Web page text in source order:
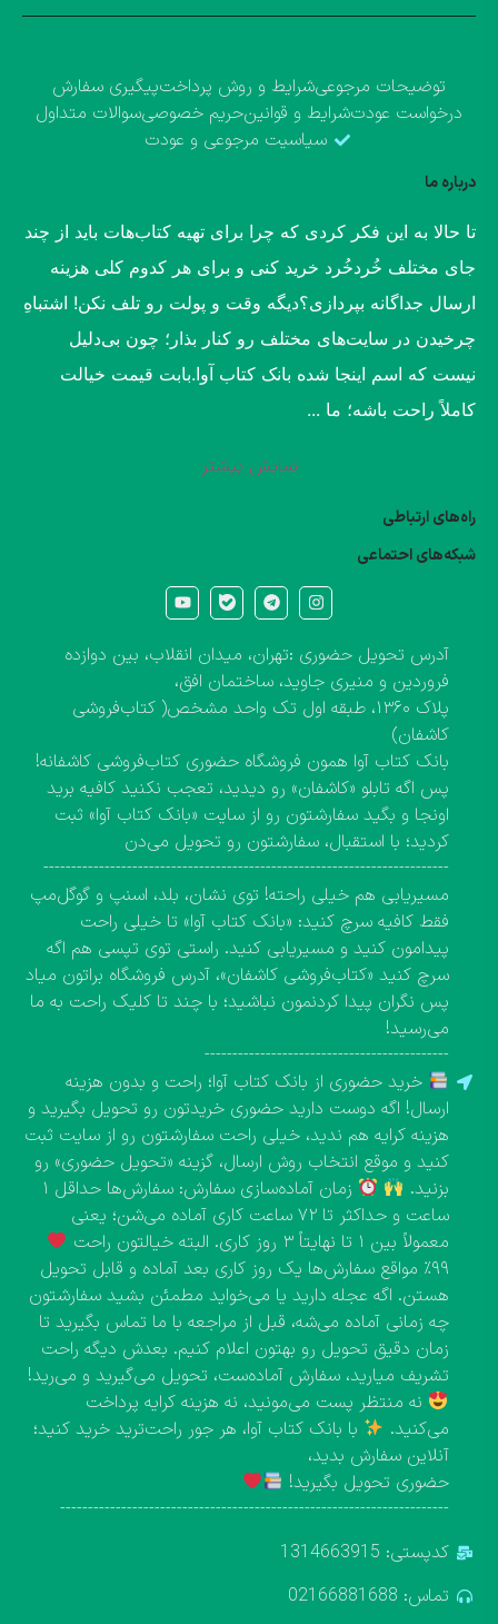
توضیحات مرجوعیشرایط و روش پرداختپیگیری سفارش
درخواست عودتشرایط و قوانینحریم خصوصیسوالات متداول
سیاسیت مرجوعی و عودت
درباره ما
​تا حالا به این فکر کردی که چرا برای تهیه کتاب‌هات باید از چند
جای مختلف خُردخُرد خرید کنی و برای هر کدوم کلی هزینه
ارسال جداگانه بپردازی؟​دیگه وقت و پولت رو تلف نکن! اشتباهِ
چرخیدن در سایت‌های مختلف رو کنار بذار؛ چون بی‌دلیل
نیست که اسم اینجا شده بانک کتاب آوا.​بابت قیمت خیالت
کاملاً راحت باشه؛ ما ...
نمایش بیشتر
راه‌های ارتباطی
شبکه‌های احتماعی
آدرس تحویل حضوری :تهران، میدان انقلاب، بین دوازده
فروردین و منیری جاوید، ساختمان افق،
پلاک ۱۳۶۰، طبقه اول تک واحد مشخص( کتاب‌فروشی
کاشفان)
بانک کتاب آوا همون فروشگاه حضوری کتاب‌فروشی کاشفانه!
پس اگه تابلو «کاشفان» رو دیدید، تعجب نکنید کافیه برید
اونجا و بگید سفارشتون رو از سایت «بانک کتاب آوا» ثبت
کردید؛ با استقبال، سفارشتون رو تحویل می‌دن
-------------------------------------------------------------------------
مسیریابی هم خیلی راحته! توی نشان، بلد، اسنپ و گوگل‌مپ
فقط کافیه سرچ کنید: «بانک کتاب آوا» تا خیلی راحت
پیدامون کنید و مسیریابی کنید. راستی توی تپسی هم اگه
سرچ کنید «کتاب‌فروشی کاشفان»، آدرس فروشگاه براتون میاد
پس نگران پیدا کردنمون نباشید؛ با چند تا کلیک راحت به ما
می‌رسید!
--------------------------------------------
خرید حضوری از بانک کتاب آوا؛ راحت و بدون هزینه
ارسال! اگه دوست دارید حضوری خریدتون رو تحویل بگیرید و
هزینه کرایه هم ندید، خیلی راحت سفارشتون رو از سایت ثبت
کنید و موقع انتخاب روش ارسال، گزینه «تحویل حضوری» رو
بزنید.
زمان آماده‌سازی سفارش: سفارش‌ها حداقل ۱
ساعت و حداکثر تا ۷۲ ساعت کاری آماده می‌شن؛ یعنی
معمولاً بین ۱ تا نهایتاً ۳ روز کاری. البته خیالتون راحت
۹۹٪ مواقع سفارش‌ها یک روز کاری بعد آماده و قابل تحویل
هستن. اگه عجله دارید یا می‌خواید مطمئن بشید سفارشتون
چه زمانی آماده می‌شه، قبل از مراجعه با ما تماس بگیرید تا
زمان دقیق تحویل رو بهتون اعلام کنیم. بعدش دیگه راحت
تشریف میارید، سفارش آماده‌ست، تحویل می‌گیرید و می‌رید!
نه منتظر پست می‌مونید، نه هزینه کرایه پرداخت
می‌کنید.
با بانک کتاب آوا، هر جور راحت‌ترید خرید کنید؛
آنلاین سفارش بدید،
حضوری تحویل بگیرید!
----------------------------------------------------------------------
کدپستی: 1314663915
تماس: 02166881688